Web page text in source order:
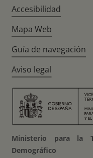
Accesibilidad
Mapa Web
Guía de navegación
Aviso legal
Ministerio para la
Demográfico